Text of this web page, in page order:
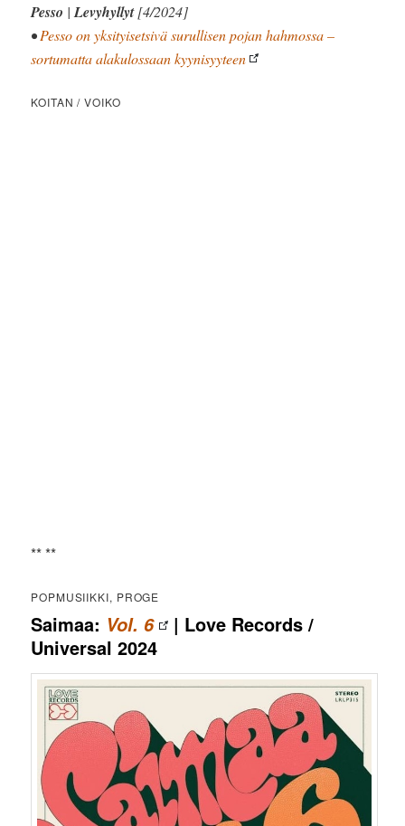
Pesso |Levyhyllyt[4/2024]
•Pesso on yksityisetsivä surullisen pojan hahmossa –
sortumatta alakulossaan kyynisyyteen
KOITAN / VOIKO
** **
POPMUSIIKKI, PROGE
Saimaa: Vol. 6
| Love Records /
Universal 2024